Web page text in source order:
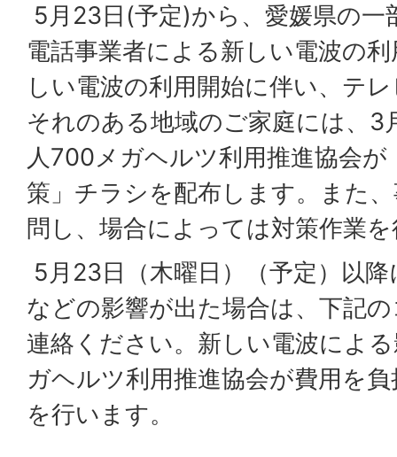
5月23日(予定)から、愛媛県の一
電話事業者による新しい電波の
しい電波の利用開始に伴い、テ
それのある地域のご家庭には、3
人700メガヘルツ利用推進協会が
策」チラシを配布します。また
問し、場合によっては対策作業
5月23日（木曜日）（予定）以
などの影響が出た場合は、下記
連絡ください。新しい電波によ
ガヘルツ利用推進協会が費用を
を行います。